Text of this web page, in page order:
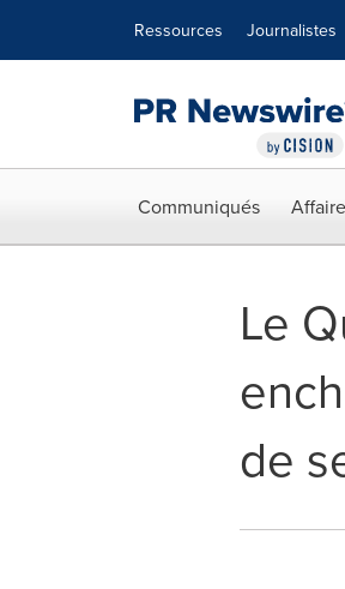
Ressources Journalistes
Communiqués
Le
de